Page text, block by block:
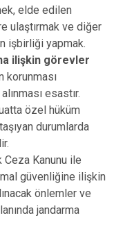
elde edilen
ulaştırmak ve diğer
işbirliği yapmak.
ilişkin görevler
korunması
esastır.
özel hüküm
durumlarda
Kanunu ile
güvenliğine ilişkin
önlemler ve
jandarma